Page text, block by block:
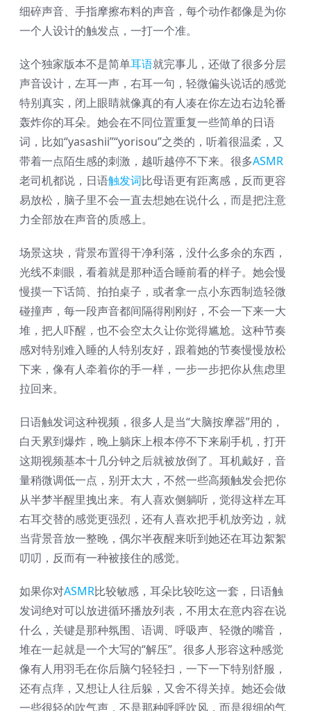
细碎声音、手指摩擦布料的声音，每个动作都像是为你
一个人设计的触发点，一打一个准。
这个独家版本不是简单耳语就完事儿，还做了很多分层
声音设计，左耳一声，右耳一句，轻微偏头说话的感觉
特别真实，闭上眼睛就像真的有人凑在你左边右边轮番
轰炸你的耳朵。她会在不同位置重复一些简单的日语
词，比如“yasashii”“yorisou”之类的，听着很温柔，又
带着一点陌生感的刺激，越听越停不下来。很多ASMR
老司机都说，日语触发词比母语更有距离感，反而更容
易放松，脑子里不会一直去想她在说什么，而是把注意
力全部放在声音的质感上。
场景这块，背景布置得干净利落，没什么多余的东西，
光线不刺眼，看着就是那种适合睡前看的样子。她会慢
慢摸一下话筒、拍拍桌子，或者拿一点小东西制造轻微
碰撞声，每一段声音都间隔得刚刚好，不会一下来一大
堆，把人吓醒，也不会空太久让你觉得尴尬。这种节奏
感对特别难入睡的人特别友好，跟着她的节奏慢慢放松
下来，像有人牵着你的手一样，一步一步把你从焦虑里
拉回来。
日语触发词这种视频，很多人是当“大脑按摩器”用的，
白天累到爆炸，晚上躺床上根本停不下来刷手机，打开
这期视频基本十几分钟之后就被放倒了。耳机戴好，音
量稍微调低一点，别开太大，不然一些高频触发会把你
从半梦半醒里拽出来。有人喜欢侧躺听，觉得这样左耳
右耳交替的感觉更强烈，还有人喜欢把手机放旁边，就
当背景音放一整晚，偶尔半夜醒来听到她还在耳边絮絮
叨叨，反而有一种被接住的感觉。
如果你对ASMR比较敏感，耳朵比较吃这一套，日语触
发词绝对可以放进循环播放列表，不用太在意内容在说
什么，关键是那种氛围、语调、呼吸声、轻微的嘴音，
堆在一起就是一个大写的“解压”。很多人形容这种感觉
像有人用羽毛在你后脑勺轻轻扫，一下一下特别舒服，
还有点痒，又想让人往后躲，又舍不得关掉。她还会做
一些很轻的吹气声，不是那种呼呼吹风，而是很细的气